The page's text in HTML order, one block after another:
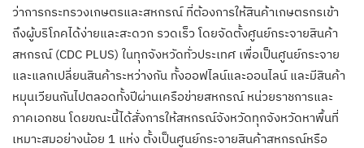
ว่าการกระทรวงเกษตรและสหกรณ์ ที่ต้องการให้สินค้าเกษตรกรเข้า
ถึงผู้บริโภคได้ง่ายและสะดวก รวดเร็ว โดยจัดตั้งศูนย์กระจายสินค้า
สหกรณ์ (CDC PLUS) ในทุกจังหวัดทั่วประเทศ เพื่อเป็นศูนย์กระจาย
และแลกเปลี่ยนสินค้าระหว่างกัน ทั้งออฟไลน์และออนไลน์ และมีสินค้า
หมุนเวียนกันไปตลอดทั้งปีผ่านเครือข่ายสหกรณ์ หน่วยราชการและ
ภาคเอกชน โดยขณะนี้ได้สั่งการให้สหกรณ์จังหวัดทุกจังหวัดหาพื้นที่
เหมาะสมอย่างน้อย 1 แห่ง ตั้งเป็นศูนย์กระจายสินค้าสหกรณ์หรือ